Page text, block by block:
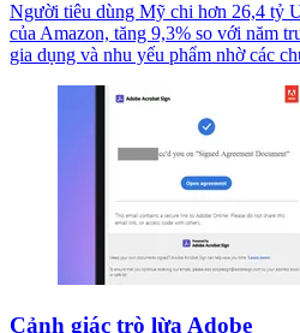
Người tiêu dùng Mỹ chi hơn 26,4 tỷ
của Amazon, tăng 9,3% so với năm
gia dụng và nhu yếu phẩm nhờ các
Cảnh giác trò lừa Adobe